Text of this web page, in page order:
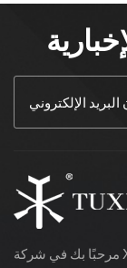
مرحبًا بك في شركة Xiamen Subang Technology Co. ، Ltd.